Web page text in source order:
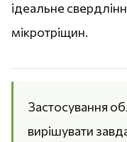
ідеальне
мікротріщин.
Застосування
вирішувати